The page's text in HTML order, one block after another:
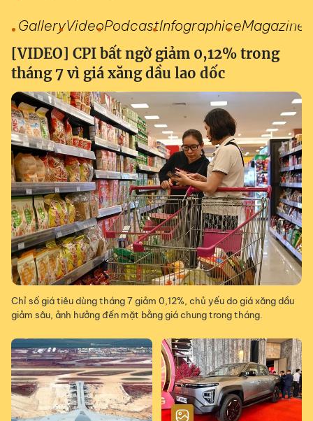
GalleryVideoPodcastInfographiceMagazine
[VIDEO] CPI bất ngờ giảm 0,12% trong
tháng 7 vì giá xăng dầu lao dốc
Chỉ số giá tiêu dùng tháng 7 giảm 0,12%, chủ yếu do giá xăng dầu
giảm sâu, ảnh hưởng đến mặt bằng giá chung trong tháng.